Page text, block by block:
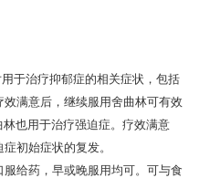
于治疗抑郁症的相关症状，包括
满意后，继续服用舍曲林可有效
也用于治疗强迫症。疗效满意
初始症状的复发。
服给药，早或晚服用均可。可与食